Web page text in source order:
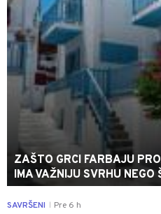
ZAŠTO GRCI FARBAJU
IMA VAŽNIJU SVRHU NEGO
SAVRŠENI Pre 6 h